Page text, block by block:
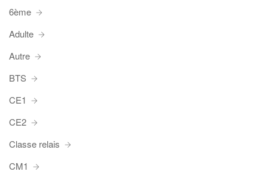
6ème
Adulte
Autre
BTS
CE1
CE2
Classe relais
CM1